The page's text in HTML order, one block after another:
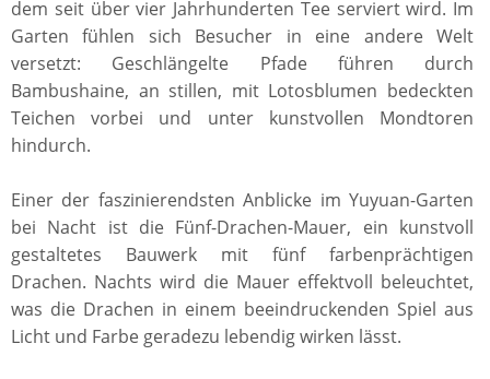
dem seit über vier Jahrhunderten Tee serviert wird. Im
Garten fühlen sich Besucher in eine andere Welt
versetzt: Geschlängelte Pfade führen durch
Bambushaine, an stillen, mit Lotosblumen bedeckten
Teichen vorbei und unter kunstvollen Mondtoren
hindurch.
Einer der faszinierendsten Anblicke im Yuyuan-Garten
bei Nacht ist die Fünf-Drachen-Mauer, ein kunstvoll
gestaltetes Bauwerk mit fünf farbenprächtigen
Drachen. Nachts wird die Mauer effektvoll beleuchtet,
was die Drachen in einem beeindruckenden Spiel aus
Licht und Farbe geradezu lebendig wirken lässt.